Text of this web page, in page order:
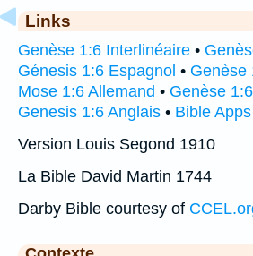
Links
Genèse 1:6 Interlinéaire •
Génesis 1:6 Espagnol • Genèse
Mose 1:6 Allemand • Genèse
Genesis 1:6 Anglais • Bible Apps
Version Louis Segond 1910
La Bible David Martin 1744
Darby Bible courtesy of